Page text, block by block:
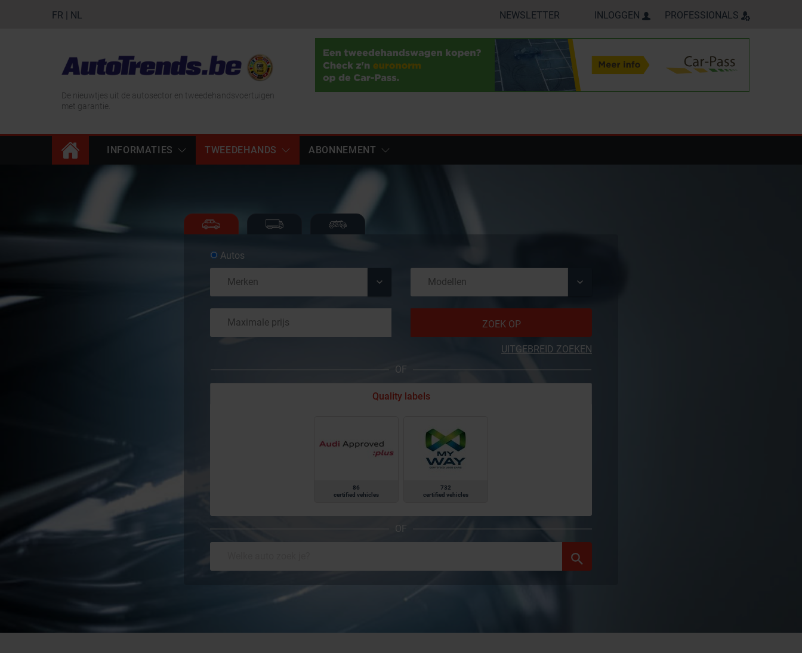
FR | NL NEWSLETTER INLOGGEN PROFESSIONALS
De nieuwtjes uit de autosector en tweedehandsvoertuigen
met garantie.
INFORMATIES TWEEDEHANDS ABONNEMENT
Autos
ZOEK OP
UITGEBREID ZOEKEN
OF
Quality labels
86
certified vehicles
732
certified vehicles
OF